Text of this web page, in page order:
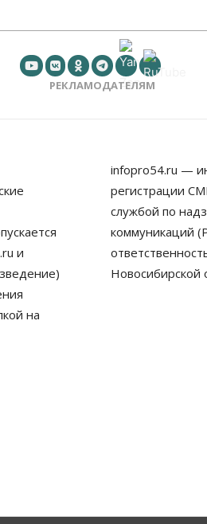
РЕКЛАМОДАТЕЛЯМ
и
на
infopro54.ru —
регистрации
службой по
коммуникаций
Новосибирской